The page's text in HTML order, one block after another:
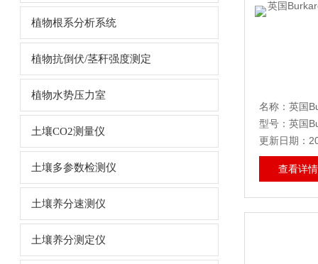
植物根系分析系统
植物抗倒伏/茎秆强度测定
植物水势压力室
土壤CO2测量仪
土壤多参数检测仪
土壤养分速测仪
土壤养分测定仪
型号：英国
更新日期：
查看详情